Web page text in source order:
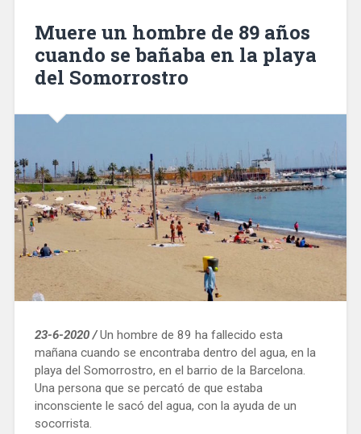
Muere un hombre de 89 años
cuando se bañaba en la playa
del Somorrostro
23-6-2020 /Un hombre de 89 ha fallecido esta
mañana cuando se encontraba dentro del agua, en la
playa del Somorrostro, en el barrio de la Barcelona.
Una persona que se percató de que estaba
inconsciente le sacó del agua, con la ayuda de un
socorrista.